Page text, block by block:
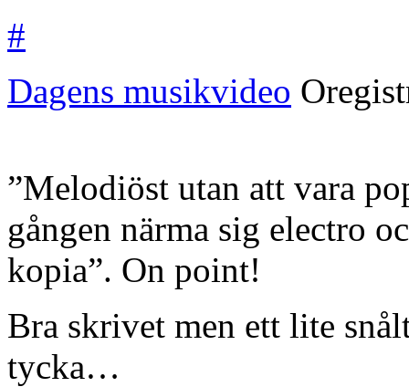
#
Dagens musikvideo
”Melodiöst utan att vara
gången närma sig electro
kopia”. On point!
Bra skrivet men ett lite
tycka…